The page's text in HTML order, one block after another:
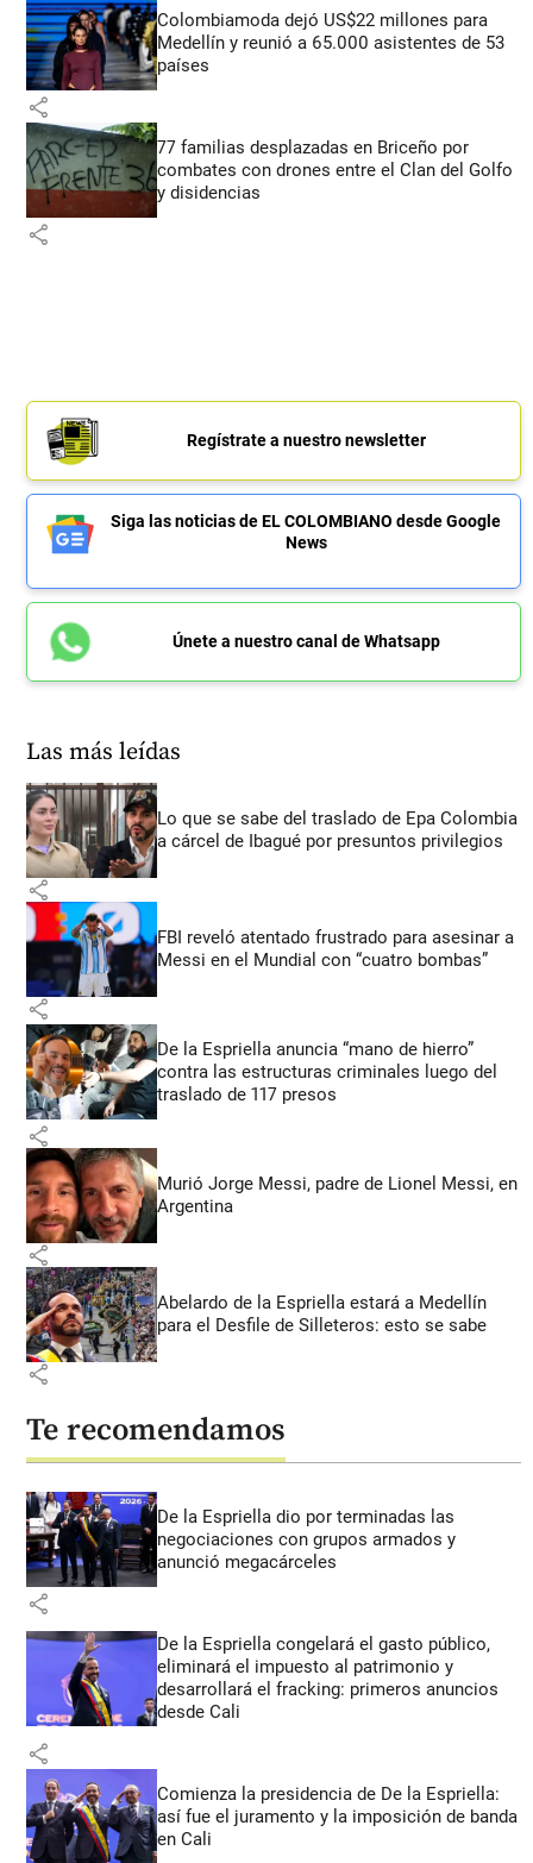
Colombiamoda dejó US$22 millones para
Medellín y reunió a 65.000 asistentes de 53
países
share
77 familias desplazadas en Briceño por
combates con drones entre el Clan del Golfo
y disidencias
share
Regístrate a nuestro newsletter
Siga las noticias de EL COLOMBIANO desde Google
News
Únete a nuestro canal de Whatsapp
Las más leídas
Lo que se sabe del traslado de Epa Colombia
a cárcel de Ibagué por presuntos privilegios
share
FBI reveló atentado frustrado para asesinar a
Messi en el Mundial con “cuatro bombas”
share
De la Espriella anuncia “mano de hierro”
contra las estructuras criminales luego del
traslado de 117 presos
share
Murió Jorge Messi, padre de Lionel Messi, en
Argentina
share
Abelardo de la Espriella estará a Medellín
para el Desfile de Silleteros: esto se sabe
share
Te recomendamos
De la Espriella dio por terminadas las
negociaciones con grupos armados y
anunció megacárceles
share
De la Espriella congelará el gasto público,
eliminará el impuesto al patrimonio y
desarrollará el fracking: primeros anuncios
desde Cali
share
Comienza la presidencia de De la Espriella:
así fue el juramento y la imposición de banda
en Cali